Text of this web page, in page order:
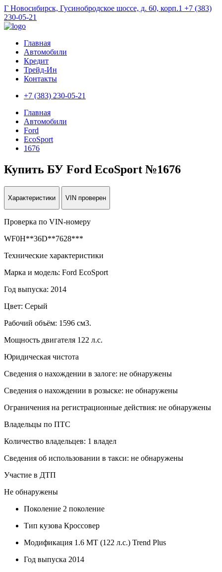
Г Новосибирск, Гусинобродское шоссе, д. 60, корп.1 +7 (383)
230-05-21
Главная
Автомобили
Кредит
Трейд-Ин
Контакты
+7 (383) 230-05-21
Главная
Автомобили
Ford
EcoSport
1676
Купить БУ Ford EcoSport №1676
Характеристики VIN проверен
Проверка по VIN-номеру
WF0H**36D**7628***
Технические характеристики
Марка и модель: Ford EcoSport
Год выпуска: 2014
Цвет: Серый
Рабочий объём: 1596 см3.
Мощность двигателя 122 л.с.
Юридическая чистота
Сведения о нахождении в залоге: не обнаружены
Сведения о нахождении в розыске: не обнаружены
Ограничения на регистрационные действия: не обнаружены
Владельцы по ПТС
Количество владельцев: 1 владел
Сведения об использовании в такси: не обнаружены
Участие в ДТП
Не обнаружены
Поколение 2 поколение
Тип кузова Кроссовер
Модификация 1.6 МТ (122 л.с.) Trend Plus
Год выпуска 2014